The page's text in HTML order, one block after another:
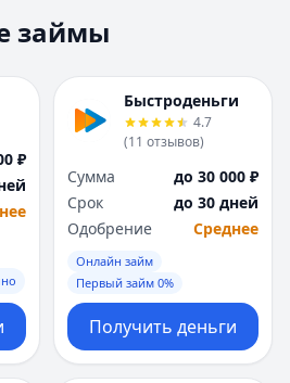
Набережные Челны
Нижний Новгород
Новокузнецк
Новосибирск
Оренбург
П
Пенза
Пермь
Р
Ростов-на-Дону
Набережные
Нижний Новгород
Новокузнецк
Новосибирск
Оренбург
П
Пенза
Пермь
Р
Ростов-на-Дону
займы
₽
Быстроденьги
4.7
(11 отзывов)
Сумма
до 30 000 ₽
Срок
до 30 дней
Одобрение
Среднее
Онлайн займ
Первый займ 0%
Получить деньги